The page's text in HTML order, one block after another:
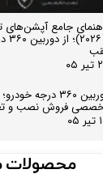
و
دوربین ۳۶۰
فروش نصب و
محصولات